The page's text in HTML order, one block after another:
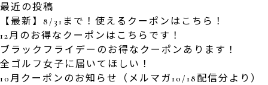
最近の投稿
【最新】8/31まで！使えるクーポンはこちら！
12月のお得なクーポンはこちらです！
ブラックフライデーのお得なクーポンあります！
全ゴルフ女子に届いてほしい！
10月クーポンのお知らせ（メルマガ10/18配信分より）